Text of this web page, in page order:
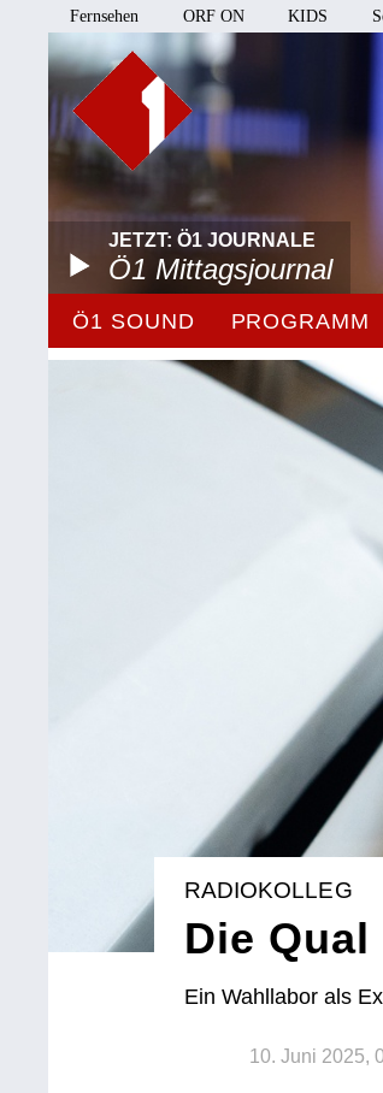
Fernsehen ORF ON KIDS
JETZT: Ö1 JOURNALE
Ö1 Mittagsjournal
Ö1 SOUND PROGRAMM
RADIOKOLLEG
Die
Ein Wahllabor als
10. Juni 2025,